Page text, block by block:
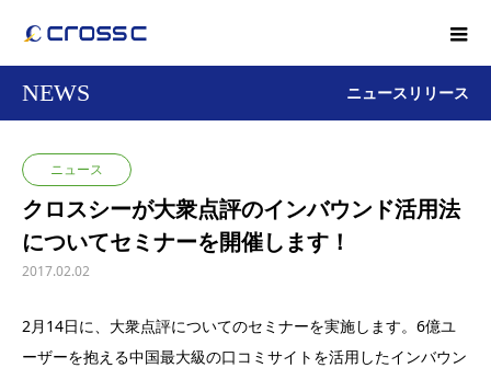
NEWS ニュースリリース
ニュース
クロスシーが大衆点評のインバウンド活用法
についてセミナーを開催します！
2017.02.02
2月14日に、大衆点評についてのセミナーを実施します。6億ユ
ーザーを抱える中国最大級の口コミサイトを活用したインバウン